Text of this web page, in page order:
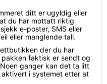
ditt er ugyldig eller
du har mottatt riktig
e-poster, SMS eller
eller manglende tall.
der du har
faktisk er sendt og
ganger kan det ta litt
i systemet etter at